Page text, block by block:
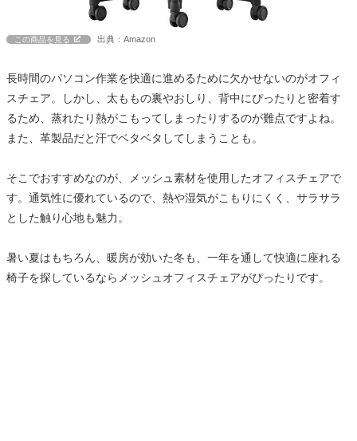
この商品を見る 出典：Amazon
長時間のパソコン作業を快適に進めるために欠かせないのがオフィ
スチェア。しかし、太ももの裏やおしり、背中にぴったりと密着す
るため、蒸れたり熱がこもってしまったりするのが難点ですよね。
また、革製品だと汗でベタベタしてしまうことも。
そこでおすすめなのが、メッシュ素材を使用したオフィスチェアで
す。通気性に優れているので、熱や湿気がこもりにくく、サラサラ
とした触り心地も魅力。
暑い夏はもちろん、暖房が効いた冬も、一年を通して快適に座れる
椅子を探しているならメッシュオフィスチェアがぴったりです。